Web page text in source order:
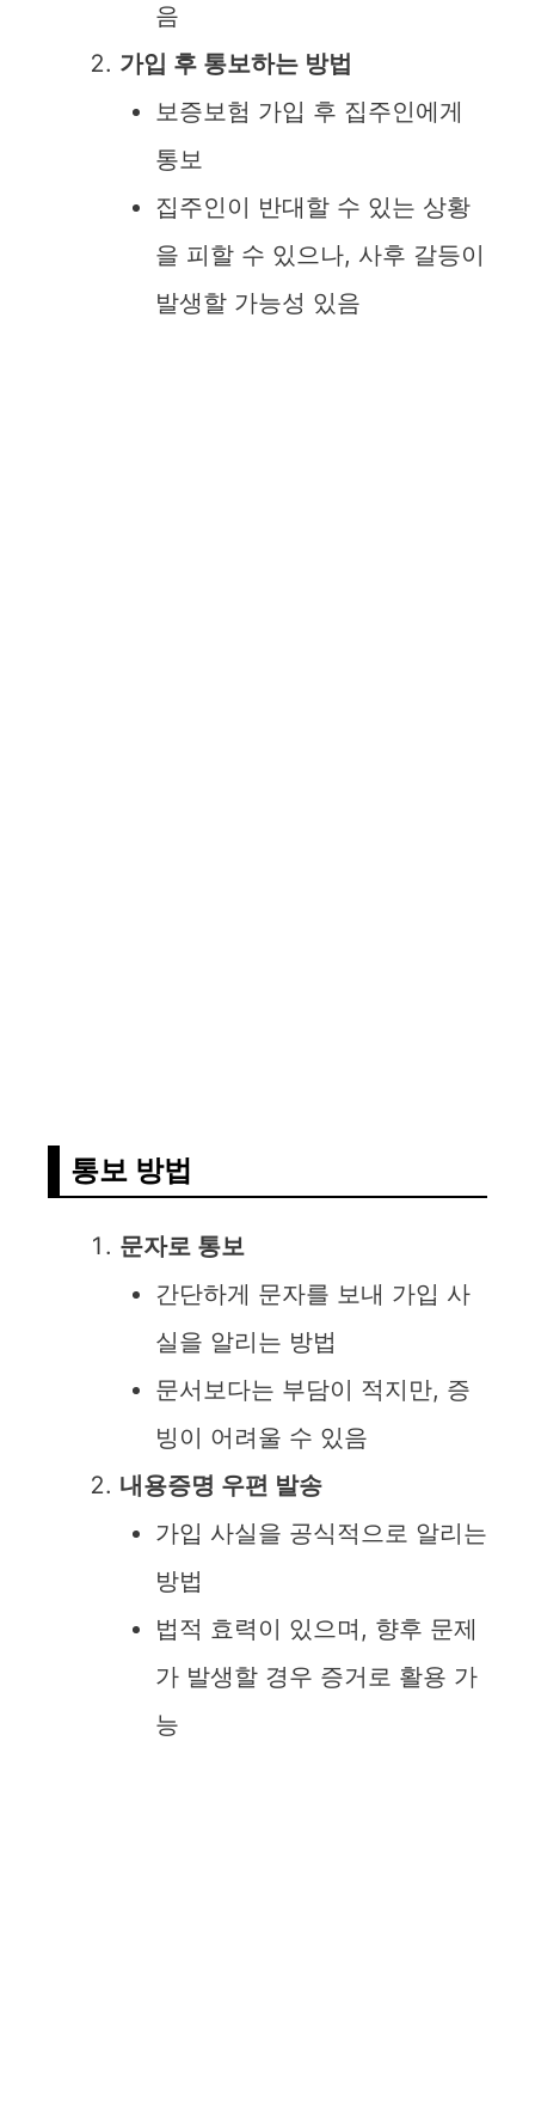
음
가입 후 통보하는 방법
보증보험 가입 후 집주인에게
통보
집주인이 반대할 수 있는 상황
을 피할 수 있으나, 사후 갈등이
발생할 가능성 있음
통보 방법
문자로 통보
간단하게 문자를 보내 가입 사
실을 알리는 방법
문서보다는 부담이 적지만, 증
빙이 어려울 수 있음
내용증명 우편 발송
가입 사실을 공식적으로 알리는
방법
법적 효력이 있으며, 향후 문제
가 발생할 경우 증거로 활용 가
능